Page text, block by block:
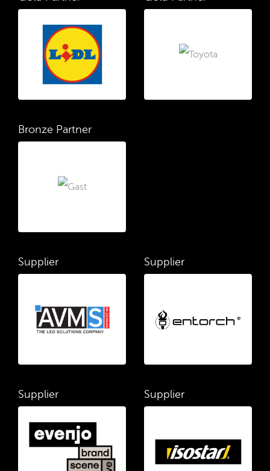
Bronze Partner
Supplier Supplier
Supplier Supplier